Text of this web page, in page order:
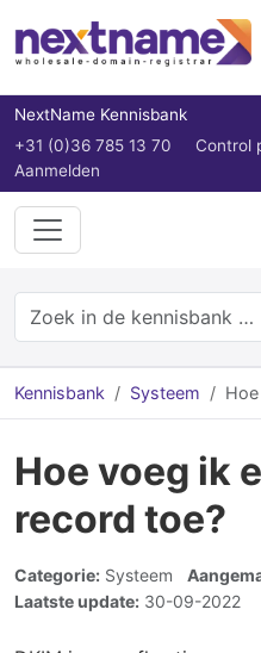
NextName Kennisbank
+31 (0)36 785 13 70
Control
Aanmelden
Kennisbank Systeem
Hoe voeg ik
record toe?
Categorie: Systeem
Laatste update: 30-09-2022